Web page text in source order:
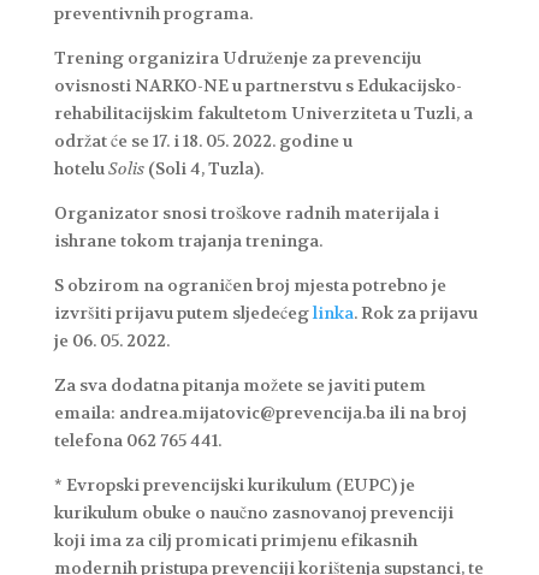
preventivnih programa.
Trening organizira Udruženje za prevenciju
ovisnosti NARKO-NE u partnerstvu s Edukacijsko-
rehabilitacijskim fakultetom Univerziteta u Tuzli, a
održat će se 17. i 18. 05. 2022. godine u
hoteluSolis(Soli 4, Tuzla).
Organizator snosi troškove radnih materijala i
ishrane tokom trajanja treninga.
S obzirom na ograničen broj mjesta potrebno je
izvršiti prijavu putem sljedećeglinka. Rok za prijavu
je 06. 05. 2022.
Za sva dodatna pitanja možete se javiti putem
emaila: andrea.mijatovic@prevencija.ba ili na broj
telefona 062 765 441.
* Evropski prevencijski kurikulum (EUPC) je
kurikulum obuke o naučno zasnovanoj prevenciji
koji ima za cilj promicati primjenu efikasnih
modernih pristupa prevenciji korištenja supstanci, te